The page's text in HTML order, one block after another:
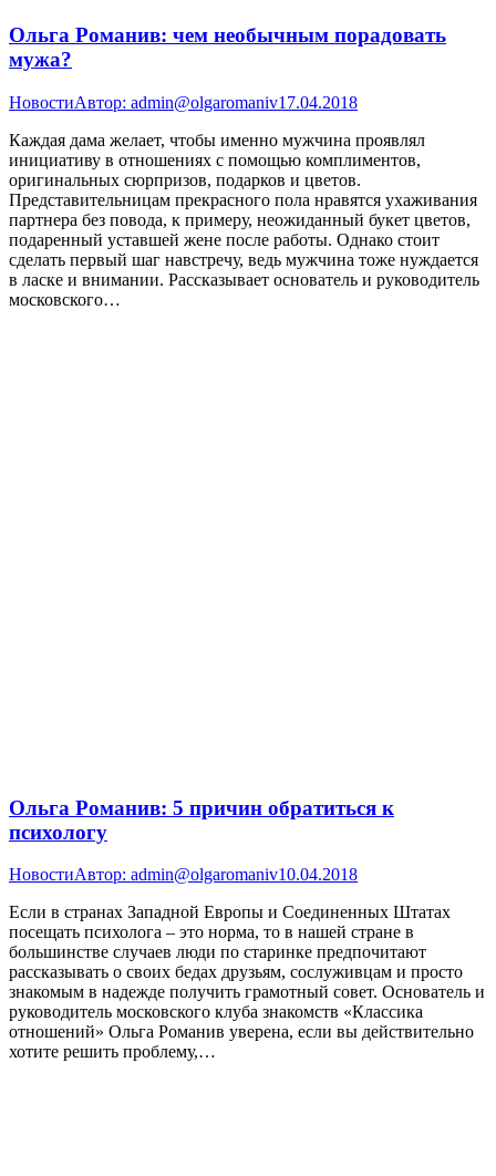
Ольга Романив: чем необычным порадовать
мужа?
НовостиАвтор: admin@olgaromaniv17.04.2018
Каждая дама желает, чтобы именно мужчина проявлял
инициативу в отношениях с помощью комплиментов,
оригинальных сюрпризов, подарков и цветов.
Представительницам прекрасного пола нравятся ухаживания
партнера без повода, к примеру, неожиданный букет цветов,
подаренный уставшей жене после работы. Однако стоит
сделать первый шаг навстречу, ведь мужчина тоже нуждается
в ласке и внимании. Рассказывает основатель и руководитель
московского…
Ольга Романив: 5 причин обратиться к
психологу
НовостиАвтор: admin@olgaromaniv10.04.2018
Если в странах Западной Европы и Соединенных Штатах
посещать психолога – это норма, то в нашей стране в
большинстве случаев люди по старинке предпочитают
рассказывать о своих бедах друзьям, сослуживцам и просто
знакомым в надежде получить грамотный совет. Основатель и
руководитель московского клуба знакомств «Классика
отношений» Ольга Романив уверена, если вы действительно
хотите решить проблему,…